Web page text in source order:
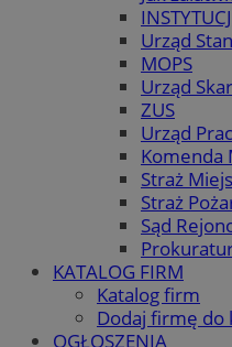
Urząd
MOPS
Urząd
ZUS
Urząd
Komenda
Straż
Straż
Sąd
KATALOG FIRM
Katalog firm
Dodaj firmę do
OGŁOSZENIA